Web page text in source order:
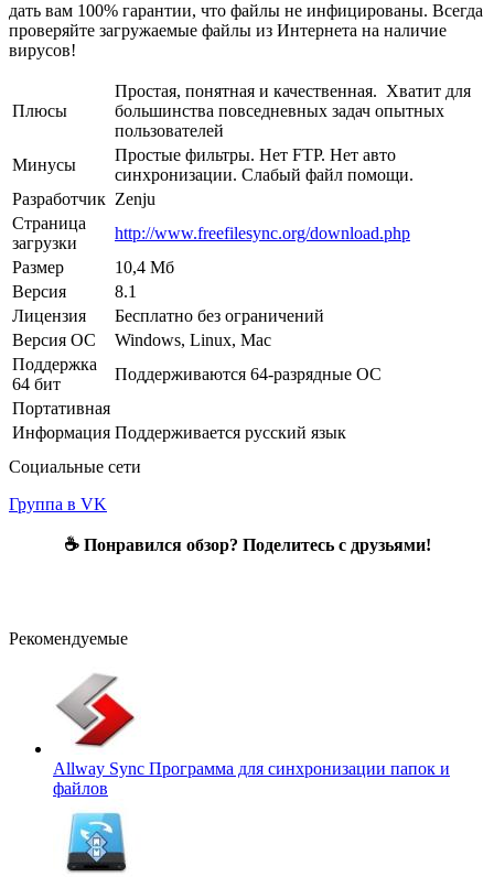
дать вам 100% гарантии, что файлы не инфицированы. Всегда
проверяйте загружаемые файлы из Интернета на наличие
вирусов!
Плюсы
Простая, понятная и качественная. Хватит для
большинства повседневных задач опытных
пользователей
Минусы
Простые фильтры. Нет FTP. Нет авто
синхронизации. Слабый файл помощи.
Разработчик Zenju
Страница
загрузки
http://www.freefilesync.org/download.php
Размер
10,4 Мб
Версия
8.1
Лицензия
Бесплатно без ограничений
Версия ОС
Windows, Linux, Mac
Поддержка
64 бит
Поддерживаются 64-разрядные ОС
Портативная
Информация Поддерживается русский язык
Социальные сети
Группа в VK
☕ Понравился обзор? Поделитесь с друзьями!
Рекомендуемые
Allway Sync Программа для синхронизации папок и
файлов